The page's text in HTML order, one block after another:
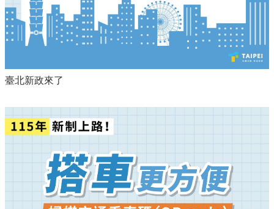
臺北新政來了